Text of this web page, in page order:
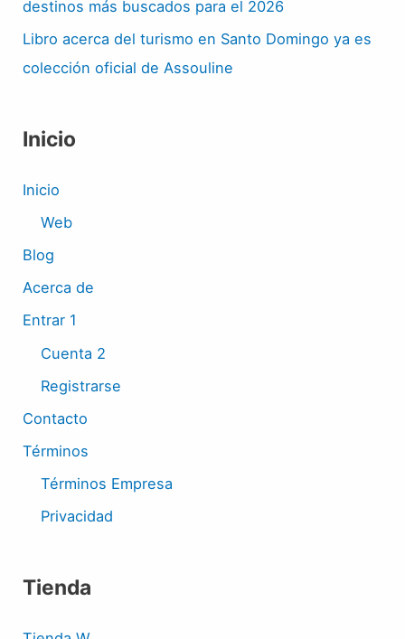
destinos más buscados para el 2026
Libro acerca del turismo en Santo Domingo ya es
colección oficial de Assouline
Inicio
Inicio
Web
Blog
Acerca de
Entrar 1
Cuenta 2
Registrarse
Contacto
Términos
Términos Empresa
Privacidad
Tienda